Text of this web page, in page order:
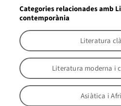
Categories relacionades amb
contemporània
Literatura
Literatura moderna i
Asiàtica i